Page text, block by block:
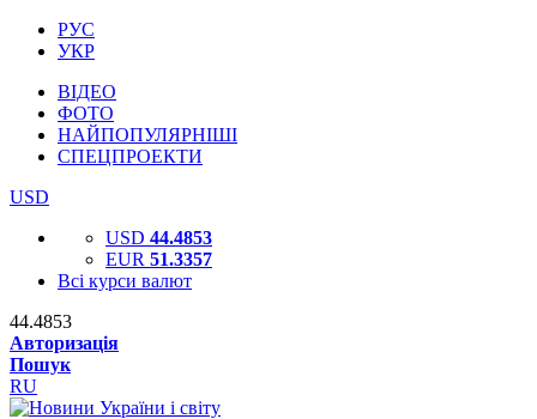
РУС
УКР
ВІДЕО
ФОТО
НАЙПОПУЛЯРНІШІ
СПЕЦПРОЕКТИ
USD
USD 44.4853
EUR 51.3357
Всі курси валют
44.4853
Авторизація
Пошук
RU